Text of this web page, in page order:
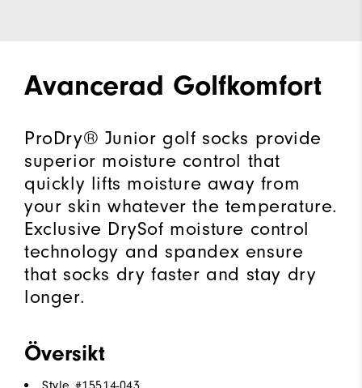
Avancerad Golfkomfort
ProDry® Junior golf socks provide
superior moisture control that
quickly lifts moisture away from
your skin whatever the temperature.
Exclusive DrySof moisture control
technology and spandex ensure
that socks dry faster and stay dry
longer.
Översikt